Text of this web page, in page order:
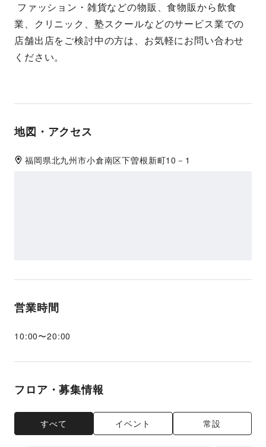
業、クリニック、塾スクールなどのサービス業での
店舗出店をご検討中の方は、お気軽にお問い合わせ
ください。
地図・アクセス
福岡県北九州市小倉南区下曽根新町10－1
営業時間
10:00〜20:00
フロア・募集情報
すべて イベント 常設